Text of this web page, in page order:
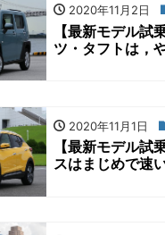
2020年11月2日
【最新モデル
ツ・タフトは，
2020年11月1日
【最新モデル
スはまじめで速